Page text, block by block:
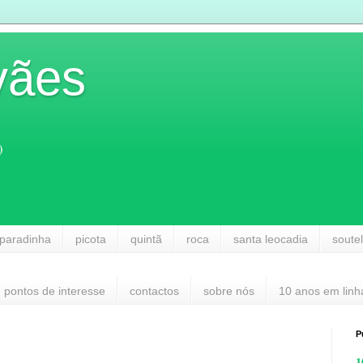
picota quintã roca santa leocadia
pontos de interesse contactos sobre nós 10 anos em